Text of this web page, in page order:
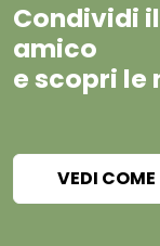
Condividi
amico
e scopri le
VEDI COME